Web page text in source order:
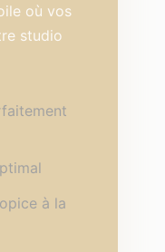
où vos
studio
à la